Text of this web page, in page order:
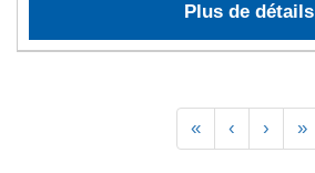
Plus de détails
« ‹ › »